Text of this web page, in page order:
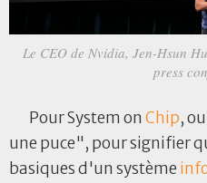
Le CEO de Nvidia, Jen-Hsun
press
Pour System onChip,
une puce", pour signifier
basiques d'un système